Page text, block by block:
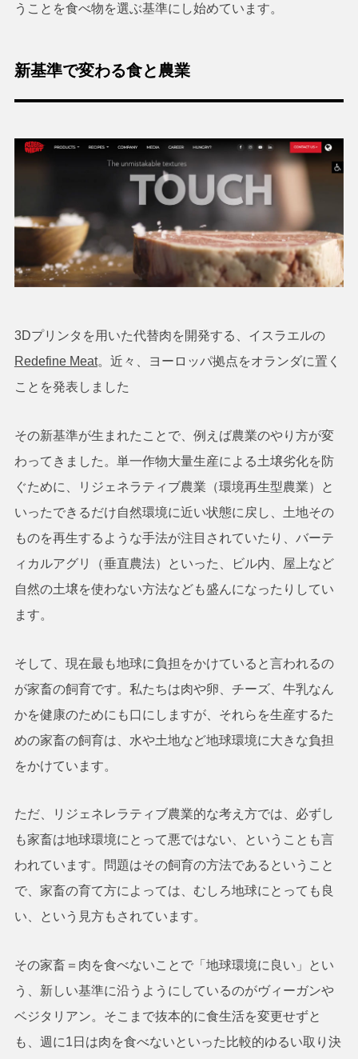
うことを食べ物を選ぶ基準にし始めています。
新基準で変わる食と農業
3Dプリンタを用いた代替肉を開発する、イスラエルの
Redefine Meat。近々、ヨーロッパ拠点をオランダに置く
ことを発表しました
その新基準が生まれたことで、例えば農業のやり方が変
わってきました。単一作物大量生産による土壌劣化を防
ぐために、リジェネラティブ農業（環境再生型農業）と
いったできるだけ自然環境に近い状態に戻し、土地その
ものを再生するような手法が注目されていたり、バーテ
ィカルアグリ（垂直農法）といった、ビル内、屋上など
自然の土壌を使わない方法なども盛んになったりしてい
ます。
そして、現在最も地球に負担をかけていると言われるの
が家畜の飼育です。私たちは肉や卵、チーズ、牛乳なん
かを健康のためにも口にしますが、それらを生産するた
めの家畜の飼育は、水や土地など地球環境に大きな負担
をかけています。
ただ、リジェネレラティブ農業的な考え方では、必ずし
も家畜は地球環境にとって悪ではない、ということも言
われています。問題はその飼育の方法であるということ
で、家畜の育て方によっては、むしろ地球にとっても良
い、という見方もされています。
その家畜＝肉を食べないことで「地球環境に良い」とい
う、新しい基準に沿うようにしているのがヴィーガンや
ベジタリアン。そこまで抜本的に食生活を変更せずと
も、週に1日は肉を食べないといった比較的ゆるい取り決